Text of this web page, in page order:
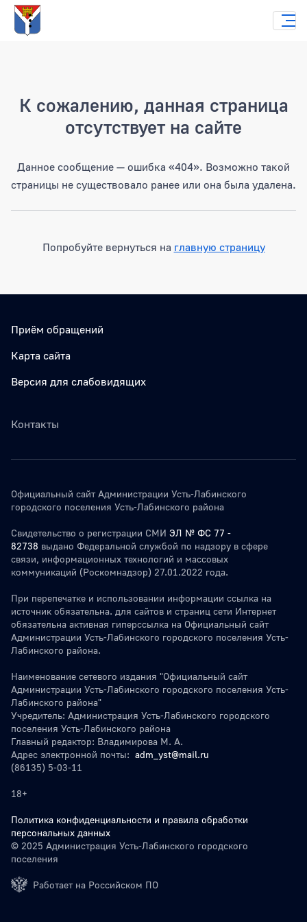
К сожалению, данная страница
отсутствует на сайте
Данное сообщение — ошибка «404». Возможно такой
страницы не существовало ранее или она была удалена.
Попробуйте вернуться на главную страницу
Приём обращений
Карта сайта
Версия для слабовидящих
Контакты
Официальный сайт Администрации Усть-Лабинского
городского поселения Усть-Лабинского района
Свидетельство о регистрации СМИ ЭЛ № ФС 77 -
82738 выдано Федеральной службой по надзору в сфере
связи, информационных технологий и массовых
коммуникаций (Роскомнадзор) 27.01.2022 года.
При перепечатке и использовании информации ссылка на
источник обязательна. для сайтов и страниц сети Интернет
обязательна активная гиперссылка на Официальный сайт
Администрации Усть-Лабинского городского поселения Усть-
Лабинского района.
Наименование сетевого издания "Официальный сайт
Администрации Усть-Лабинского городского поселения Усть-
Лабинского района"
Учредитель: Администрация Усть-Лабинского городского
поселения Усть-Лабинского района
Главный редактор: Владимирова М. А.
Адрес электронной почты: adm_yst@mail.ru
(86135) 5-03-11
18+
Политика конфиденциальности и правила обработки
персональных данных
© 2025 Администрация Усть-Лабинского городского
поселения
Работает на Российском ПО